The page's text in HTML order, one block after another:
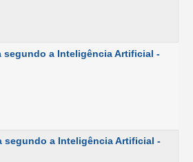
segundo a Inteligência Artificial -
segundo a Inteligência Artificial -